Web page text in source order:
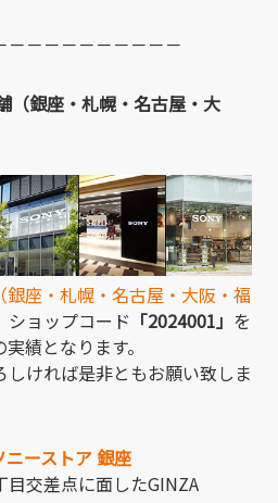
－－－－－－－－－－
銀座・札幌・名古屋・大
銀座・札幌・名古屋・大阪・福
ショップコード 「2024001」 を
績となります。
ければ是非ともお願い致しま
ーストア 銀座
交差点に面したGINZA